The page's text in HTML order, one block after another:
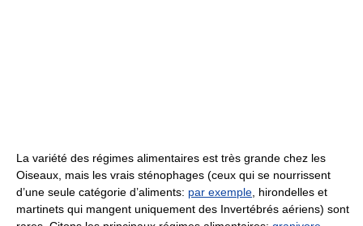
La variété des régimes alimentaires est très grande chez les
Oiseaux, mais les vrais sténophages (ceux qui se nourrissent
d’une seule catégorie d’aliments: par exemple , hirondelles et
martinets qui mangent uniquement des Invertébrés aériens) sont